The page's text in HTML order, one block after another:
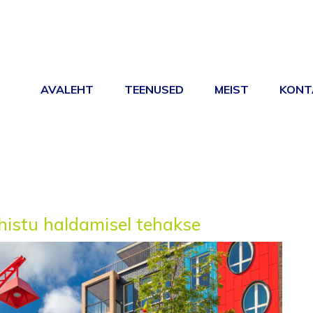
AVALEHT TEENUSED MEIST
haldamisel tehakse